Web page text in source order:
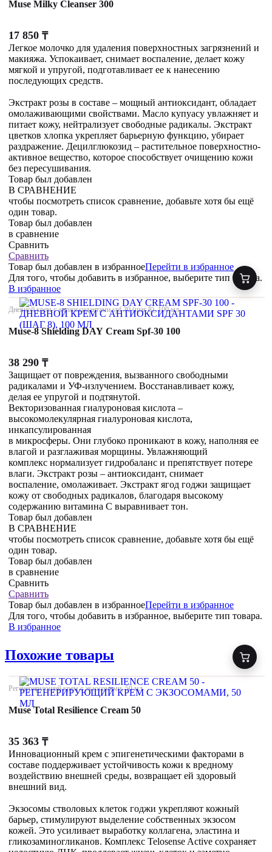
Muse Milky Cleanser 300
17 850 ₸
Легкое молочко для удаления поверхностных загрязнений и
макияжа. Успокаивает, снимает воспаление, делает кожу
мягкой и упругой, подготавливает ее к нанесению
последующих средств.
Экстракт розы в составе – мощный антиоксидант, обладает
омолаживающими свойствами. Масло купуасу увлажняет и
питает кожу, нейтрализует свободные радикалы. Экстракт
цветков хлопка укрепляет барьерную функцию, убирает
раздражение. Децилглюкозид – растительное поверхностно-
активное вещество, которое способствует очищению кожи
без пересушивания.
Товар был добавлен
В СРАВНЕНИЕ
чтобы посмотреть список сравнение, добавьте хотя бы ещё
один товар.
Товар был добавлен
в сравнение
Сравнить
Сравнить
Товар был добавлен в избранноеПерейти в избранное
Для того, чтобы добавить в избранное, выберите тип товара.
В избранное
Дневной крем с антиоксидантами spf 30 (шаг 8), 100 мл
Muse-8 Shielding DAY Cream Spf-30 100
38 290 ₸
Защищает от повреждения, вызванного свободными
радикалами и УФ-излучением. Восстанавливает кожу,
делая ее упругой и подтянутой.
Векторизованная гиалуроновая кислота –
высокомолекулярная гиалуроновая кислота,
инкапсулированная
в микросферы. Они глубоко проникают в кожу, наполняя ее
влагой и разглаживая морщины. Увлажняющий
комплекс нормализует гидробаланс и препятствует потере
влаги. Экстракт розы – антиоксидант, снимает
воспаление, омолаживает. Экстракт ягод годжи защищает
кожу от свободных радикалов, благодаря высокому
содержанию витамина С выравнивает тон.
Товар был добавлен
В СРАВНЕНИЕ
чтобы посмотреть список сравнение, добавьте хотя бы ещё
один товар.
Товар был добавлен
в сравнение
Сравнить
Сравнить
Товар был добавлен в избранноеПерейти в избранное
Для того, чтобы добавить в избранное, выберите тип товара.
В избранное
Похожие товары
Регенерирующий крем с экзосомами, 50 мл
Muse Total Resilience Cream 50
35 363 ₸
Инновационный крем с эпигенетическими факторами в
составе поддерживает устойчивость кожи к вредному
воздействию внешней среды, возвращает ей здоровый
внешний вид.
Экзосомы стволовых клеток годжи укрепляют кожный
барьер, стимулируют выделение собственных экзосом
кожей. Это усиливает выработку коллагена, эластина и
гликозаминогликанов. Комплекс Telosense Active сохраняет